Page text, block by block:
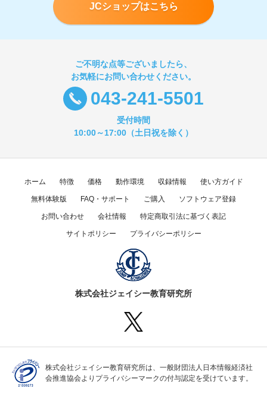
JCショップはこちら
ご不明な点等ございましたら、
お気軽にお問い合わせください。
043-241-5501
受付時間
10:00～17:00（土日祝を除く）
ホーム 特徴 価格 動作環境 収録情報 使い方ガイド
無料体験版 FAQ・サポート ご購入 ソフトウェア登録
お問い合わせ 会社情報 特定商取引法に基づく表記
サイトポリシー プライバシーポリシー
株式会社ジェイシー教育研究所
株式会社ジェイシー教育研究所は、一般財団法人日本情報経済社
会推進協会よりプライバシーマークの付与認定を受けています。